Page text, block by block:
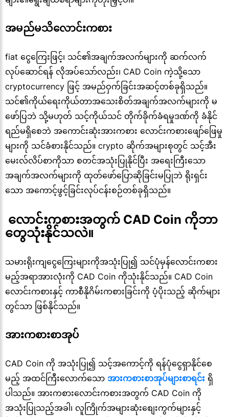
အမည်မသိလောင်းကစား
fiat ငွေကြေးဖြင့်၊ သင်၏အချက်အလက်များကို ဆက်လက်
လုပ်ဆောင်ရန် လိုအပ်သော်လည်း၊ CAD Coin ကဲ့သို့သော
cryptocurrency ဖြင့် အမည်ဝှက်ခြင်းအဆင့်တစ်ခုရှိသည်။
သင်၏ကိုယ်ရေးကိုယ်တာအသေးစိတ်အချက်အလက်များကို မ
ဖော်ပြဘဲ သို့မဟုတ် သင့်ကိုယ်သင် တိုက်ခိုက်ခံရမှုဒဏ်ကို ခံနိုင်
ရည်မရှိစေဘဲ အကောင်းဆုံးအားကစား လောင်းကစားဖျော်ဖြေမှု
များကို သင်ခံစားနိုင်သည်။ crypto ဆိုက်အများစုတွင် သင့်အီး
မေးလ်လိပ်စာကိုသာ စတင်အသုံးပြုနိုင်ပြီး အရေးကြီးသော
အချက်အလက်များကို ထုတ်ဖော်ပြောဆိုခြင်းမပြုဘဲ ရိုးရှင်း
သော အကောင့်ဖွင့်ခြင်းလုပ်ငန်းစဉ်တစ်ခုရှိသည်။
တွေသုံးနိုင်သလဲ။
သမားရိုးကျငွေကြေးများကိုအသုံးပြု၍ သင်ပုံမှန်လောင်းကစား
မည့်အရာအားလုံးကို CAD Coin ကိုသုံးနိုင်သည်။ CAD Coin
လောင်းကစားနှင့် ကာစီနိုဂိမ်းကစားခြင်းကို ပံ့ပိုးသည့် ဆိုက်များ
တွင်သာ ဖြစ်နိုင်သည်။
အားကစားစာအုပ်
CAD Coin ကို အသုံးပြု၍ သင့်အကောင့်ကို ရန်ပုံငွေရှာနိုင်စေ
မည့် အထင်ကြီးလောက်သော အားကစားစာအုပ်များစာရင်း ရှိ
ပါသည်။ အားကစားလောင်းကစားအတွက် CAD Coin ကို
အသုံးပြုသည့်အခါ၊ လူကြိုက်အများဆုံးစျေးကွက်များနှင့်